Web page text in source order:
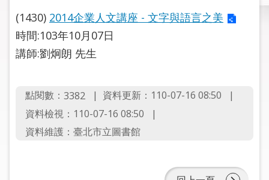
關
於
線
上
申
(1430) 2014企業人文講座 - 文字與語言之美
時間:103年10月07日
講師:劉炯朗 先生
點閱數： 3382
資料更新：110-07-16 08:50
資料檢視：110-07-16 08:50
資料維護：臺北市立圖書館